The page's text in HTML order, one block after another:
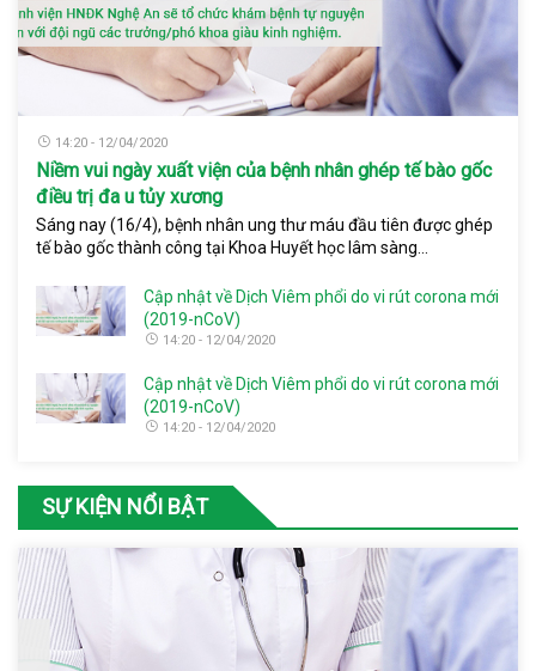
14:20 - 12/04/2020
Niềm vui ngày xuất viện của bệnh nhân ghép tế bào gốc
điều trị đa u tủy xương
Sáng nay (16/4), bệnh nhân ung thư máu đầu tiên được ghép
tế bào gốc thành công tại Khoa Huyết học lâm sàng...
Cập nhật về Dịch Viêm phổi do vi rút corona mới
(2019-nCoV)
14:20 - 12/04/2020
Cập nhật về Dịch Viêm phổi do vi rút corona mới
(2019-nCoV)
14:20 - 12/04/2020
SỰ KIỆN NỔI BẬT